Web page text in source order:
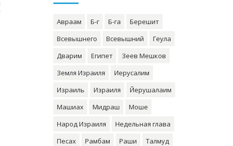
Авраам Б-г Б-га
Берешит
Всевышнего
Всевышний
Геула
Дварим
Египет
Зеев Мешков
Земля Израиля
Иерусалим
Израиль
Израиля
Йерушалаим
Машиах
Мидраш
Моше
Народ Израиля
Недельная глава
Песах
Рамбам Раши
Талмуд